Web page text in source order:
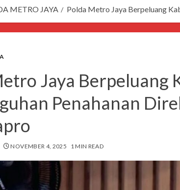
METRO JAYA Polda Metro Jaya Berpeluang
Jaya Berpeluang
Penahanan
NOVEMBER 4, 2025 1 MIN READ